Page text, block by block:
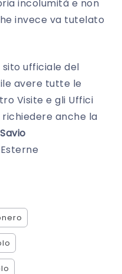
incolumità e non
invece va tutelato
sito ufficiale del
avere tutte le
Visite e gli Uffici
richiedere anche la